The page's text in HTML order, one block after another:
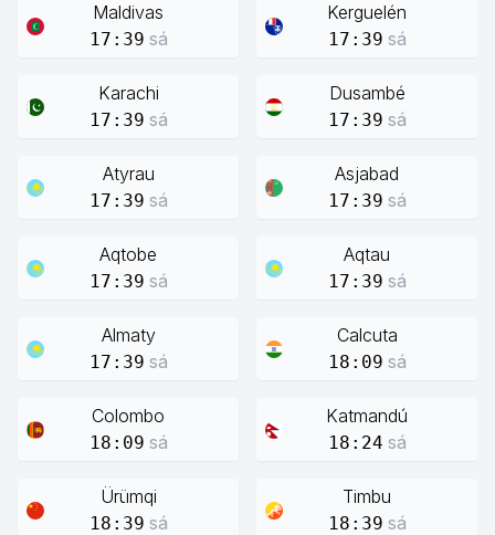
Maldivas
17:39 sá
Kerguelén
17:39 sá
Karachi
17:39 sá
Dusambé
17:39 sá
Atyrau
17:39 sá
Asjabad
17:39 sá
Aqtobe
17:39 sá
Aqtau
17:39 sá
Almaty
17:39 sá
Calcuta
18:09 sá
Colombo
18:09 sá
Katmandú
18:24 sá
Ürümqi
18:39 sá
Timbu
18:39 sá